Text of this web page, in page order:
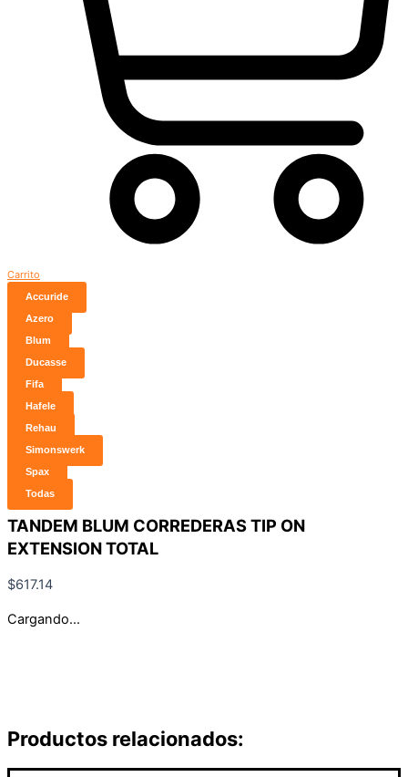
Carrito
Accuride
Azero
Blum
Ducasse
Fifa
Hafele
Rehau
Simonswerk
Spax
Todas
TANDEM BLUM CORREDERAS TIP ON
EXTENSION TOTAL
$617.14
Cargando...
Productos relacionados: